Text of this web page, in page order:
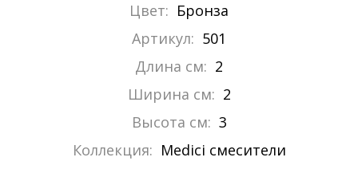
Цвет: Бронза
Артикул: 501
Длина см: 2
Ширина см: 2
Высота см: 3
Коллекция: Medici смесители